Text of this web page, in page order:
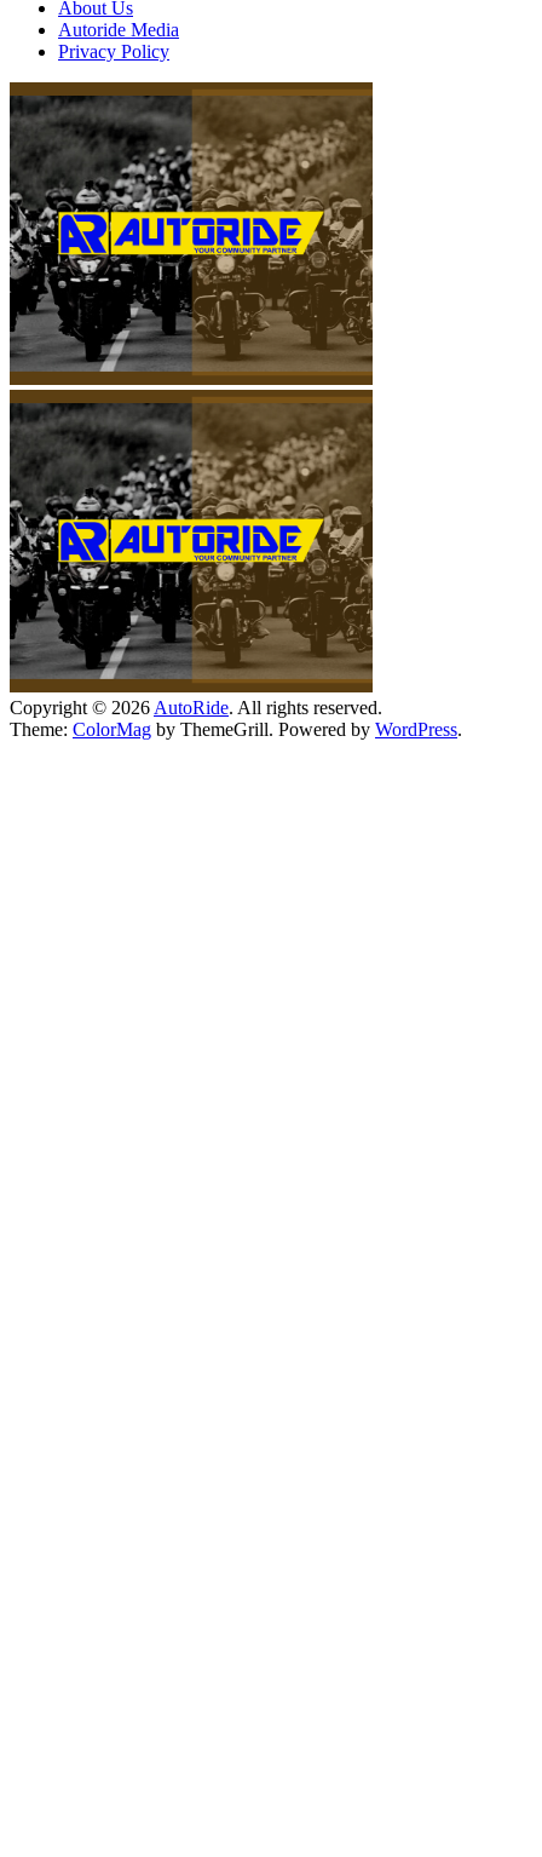
About Us
Autoride Media
Privacy Policy
Copyright © 2026AutoRide. All rights reserved.
Theme: ColorMag by ThemeGrill. Powered by WordPress.